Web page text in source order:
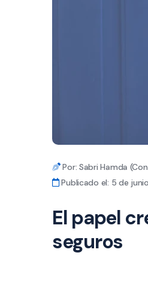
Por: Sabri Hamda
Publicado el: 5 de
El papel
seguros